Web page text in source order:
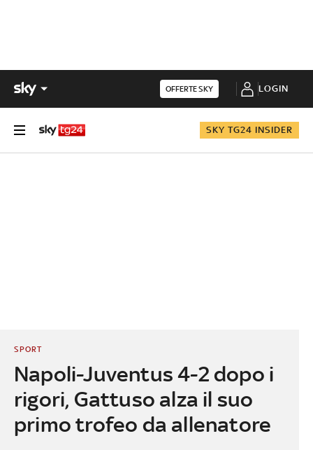
OFFERTE SKY LOGIN
SKY TG24 INSIDER
Napoli-Juventus 4-2 dopo i
rigori, Gattuso alza il suo
primo trofeo da allenatore
SPORT